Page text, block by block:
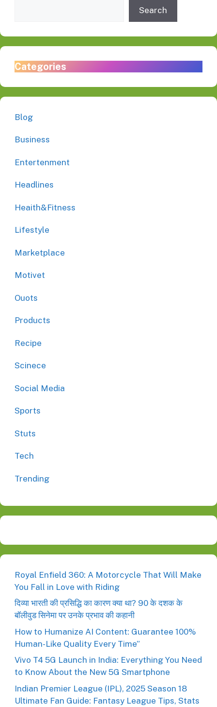
Search
Categories
Blog
Business
Entertenment
Headlines
Heaith&Fitness
Lifestyle
Marketplace
Motivet
Ouots
Products
Recipe
Scinece
Social Media
Sports
Stuts
Tech
Trending
Royal Enfield 360: A Motorcycle That Will Make
You Fall in Love with Riding
दिव्या भारती की प्रसिद्धि का कारण क्या था? 90 के दशक के
बॉलीवुड सिनेमा पर उनके प्रभाव की कहानी
How to Humanize AI Content: Guarantee 100%
Human-Like Quality Every Time”
Vivo T4 5G Launch in India: Everything You Need
to Know About the New 5G Smartphone
Indian Premier League (IPL), 2025 Season 18
Ultimate Fan Guide: Fantasy League Tips, Stats